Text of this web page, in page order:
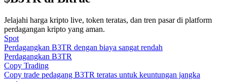
Informasi
Analisis data besar termasuk info perdagangan, dll.
Jelajahi harga kripto live, token teratas, dan tren pasar di platform
perdagangan kripto yang aman.
Spot
Perdagangkan B3TR dengan biaya sangat rendah
Perdagangkan B3TR
Copy Trading
Copy trade pedagang B3TR teratas untuk keuntungan jangka